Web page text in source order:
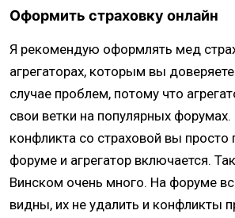
Оформить страховку онлайн
Я рекомендую оформлять мед
агрегаторах, которым вы
случае проблем, потому что
свои ветки на популярных форумах.
конфликта со страховой вы просто
форуме и агрегатор включается.
Винском очень много. На форуме
видны, их не удалить и конфликты